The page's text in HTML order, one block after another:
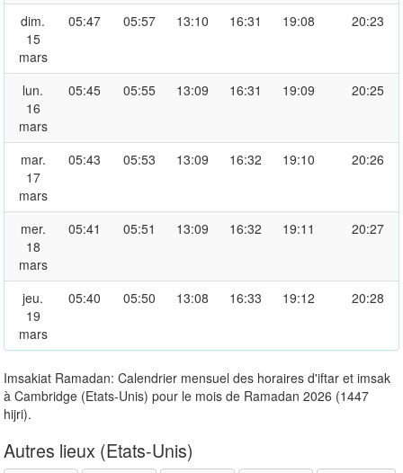
dim.
15
mars
05:47 05:57 13:10 16:31 19:08 20:23
lun.
16
mars
05:45 05:55 13:09 16:31 19:09 20:25
mar.
17
mars
05:43 05:53 13:09 16:32 19:10 20:26
mer.
18
mars
05:41 05:51 13:09 16:32 19:11 20:27
jeu.
19
mars
05:40 05:50 13:08 16:33 19:12 20:28
Imsakiat Ramadan: Calendrier mensuel des horaires d'iftar et imsak
à Cambridge (Etats-Unis) pour le mois de Ramadan 2026 (1447
hijri).
Autres lieux (Etats-Unis)